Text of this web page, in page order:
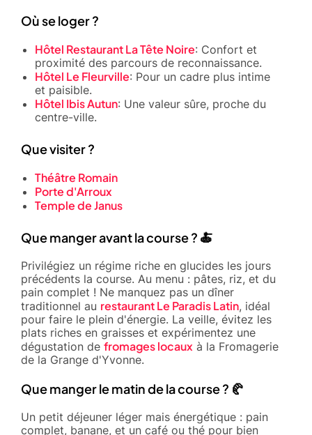
Où se loger ?
Hôtel Restaurant La Tête Noire: Confort et
proximité des parcours de reconnaissance.
Hôtel Le Fleurville: Pour un cadre plus intime
et paisible.
Hôtel Ibis Autun: Une valeur sûre, proche du
centre-ville.
Que visiter ?
Théâtre Romain
Porte d'Arroux
Temple de Janus
Que manger avant la course ? 🍝
Privilégiez un régime riche en glucides les jours
précédents la course. Au menu : pâtes, riz, et du
pain complet ! Ne manquez pas un dîner
traditionnel au restaurant Le Paradis Latin, idéal
pour faire le plein d'énergie. La veille, évitez les
plats riches en graisses et expérimentez une
dégustation de fromages locaux à la Fromagerie
de la Grange d'Yvonne.
Que manger le matin de la course ? 🥐
Un petit déjeuner léger mais énergétique : pain
complet, banane, et un café ou thé pour bien